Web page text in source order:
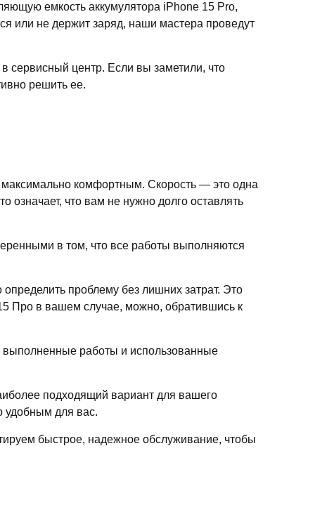
емкость аккумулятора iPhone 15 Pro,
или не держит заряд, наши мастера проведут
сервисный центр. Если вы заметили, что
решить ее.
комфортным. Скорость — это одна
что вам не нужно долго оставлять
в том, что все работы выполняются
проблему без лишних затрат. Это
Про в вашем случае, можно, обратившись к
работы и использованные
подходящий вариант для вашего
удобным для вас.
быстрое, надежное обслуживание, чтобы